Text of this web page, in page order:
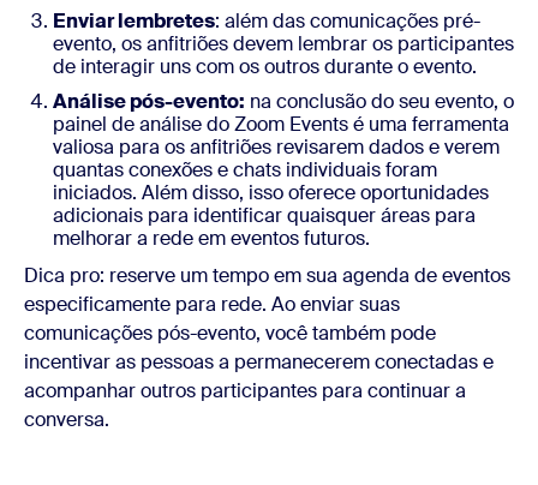
Enviar lembretes: além das comunicações pré-
evento, os anfitriões devem lembrar os participantes
de interagir uns com os outros durante o evento.
Análise pós-evento: na conclusão do seu evento, o
painel de análise do Zoom Events é uma ferramenta
valiosa para os anfitriões revisarem dados e verem
quantas conexões e chats individuais foram
iniciados. Além disso, isso oferece oportunidades
adicionais para identificar quaisquer áreas para
melhorar a rede em eventos futuros.
Dica pro: reserve um tempo em sua agenda de eventos
especificamente para rede. Ao enviar suas
comunicações pós-evento, você também pode
incentivar as pessoas a permanecerem conectadas e
acompanhar outros participantes para continuar a
conversa.